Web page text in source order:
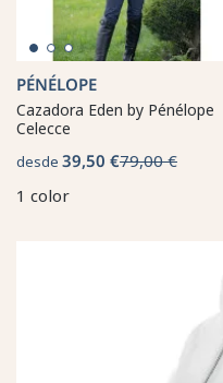
PÉNÉLOPE
Cazadora Eden by Pénélope
Celecce
desde 39,50 €79,00 €
1 color